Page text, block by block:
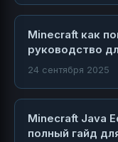
Minecraft как
руководство
24 сентября 2025
Minecraft Java
полный гайд